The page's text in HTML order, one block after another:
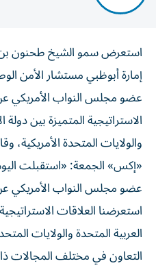
استعرض سمو الشيخ طحنون بن
إمارة أبوظبي مستشار الأمن
عضو مجلس النواب الأمريكي
الاستراتيجية المتميزة بين دولة
والولايات المتحدة
«إكس» الجمعة: «استقبلت
عضو مجلس النواب الأمريكي
استعرضنا العلاقات
العربية المتحدة والولايات
التعاون في مختلف المجالات